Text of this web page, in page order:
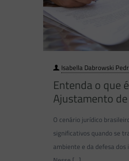
Isabella Dabrowski
Entenda o que
Ajustamento
O cenário jurídico
significativos quando se
ambiente e da defesa